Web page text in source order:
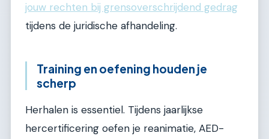
jouw rechten bij grensoverschrijdend gedrag
tijdens de juridische afhandeling.
Training en oefening houden je
scherp
Herhalen is essentiel. Tijdens jaarlijkse
hercertificering oefen je reanimatie, AED-